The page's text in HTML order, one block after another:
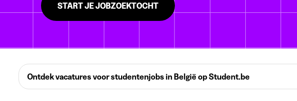
START JE JOBZOEKTOCHT
Ontdek vacatures voor studentenjobs in België op Student.be